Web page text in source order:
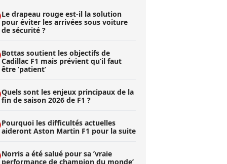
Le drapeau rouge est-il la solution
pour éviter les arrivées sous voiture
de sécurité ?
Bottas soutient les objectifs de
Cadillac F1 mais prévient qu’il faut
être ’patient’
Quels sont les enjeux principaux de la
fin de saison 2026 de F1 ?
Pourquoi les difficultés actuelles
aideront Aston Martin F1 pour la suite
Norris a été salué pour sa ’vraie
performance de champion du monde’